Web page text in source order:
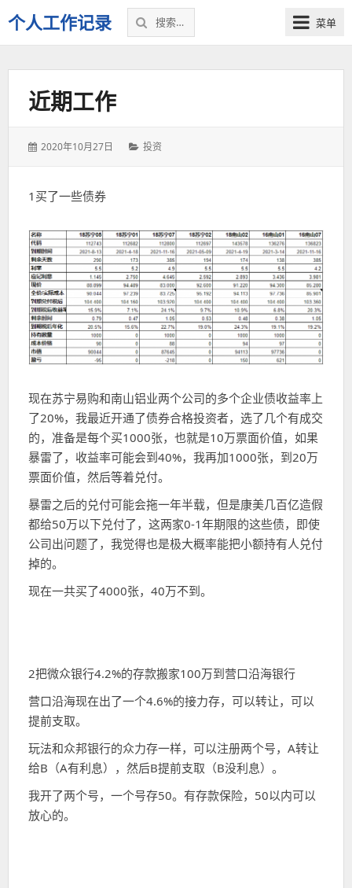
个人工作记录
搜
索：
菜单
近期工作
发
2020年10月27日
分
投资
1买了一些债券
现在苏宁易购和南山铝业两个公司的多个企业债收益率上
了20%，我最近开通了债券合格投资者，选了几个有成交
的，准备是每个买1000张，也就是10万票面价值，如果
暴雷了，收益率可能会到40%，我再加1000张，到20万
票面价值，然后等着兑付。
暴雷之后的兑付可能会拖一年半载，但是康美几百亿造假
都给50万以下兑付了，这两家0-1年期限的这些债，即使
公司出问题了，我觉得也是极大概率能把小额持有人兑付
掉的。
现在一共买了4000张，40万不到。
2把微众银行4.2%的存款搬家100万到营口沿海银行
营口沿海现在出了一个4.6%的接力存，可以转让，可以
提前支取。
玩法和众邦银行的众力存一样，可以注册两个号，A转让
给B（A有利息），然后B提前支取（B没利息）。
我开了两个号，一个号存50。有存款保险，50以内可以
放心的。